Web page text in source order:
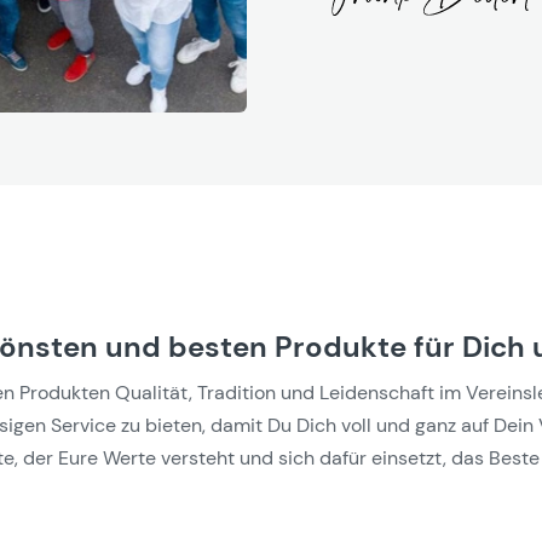
und besten Produkte für Dich
Produkten Qualität, Tradition und Leidenschaft im
Service zu bieten, damit Du Dich voll und ganz auf
der Eure Werte versteht und sich dafür einsetzt, das